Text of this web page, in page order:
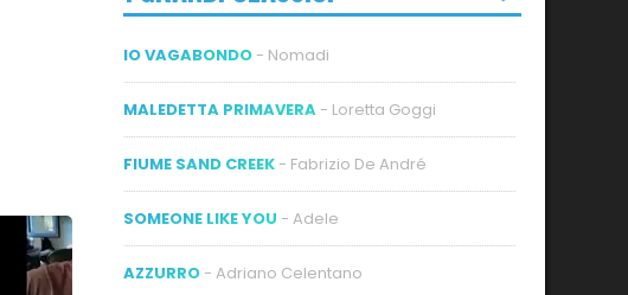
IO VAGABONDO - Nomadi
MALEDETTA PRIMAVERA - Loretta Goggi
FIUME SAND CREEK - Fabrizio De André
SOMEONE LIKE YOU - Adele
AZZURRO - Adriano Celentano